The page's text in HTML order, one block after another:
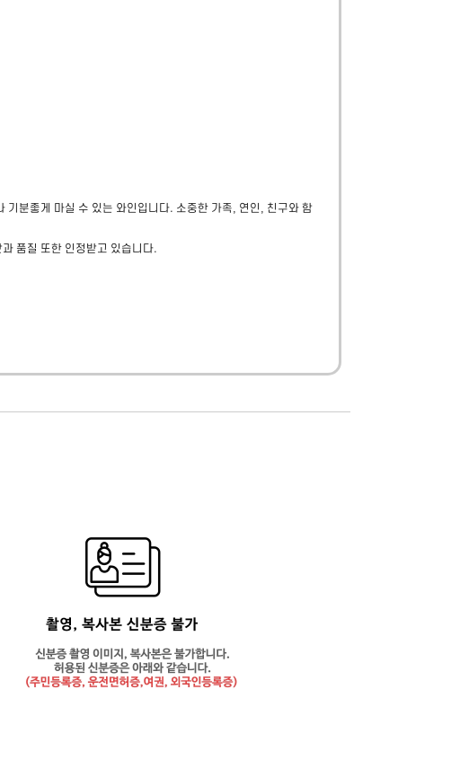
분좋게 마실 수 있는 와인입니다. 소중한 가족, 연인, 친구와 함
품질 또한 인정받고 있습니다.